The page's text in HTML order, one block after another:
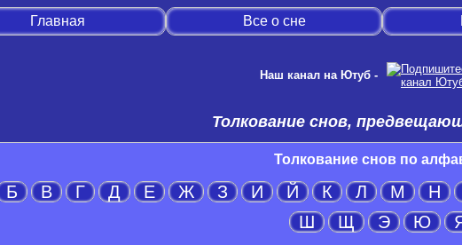
Главная Все о сне
Наш канал на Ютуб -
Толкование снов,
Толкование снов по
Б В Г Д Е Ж З И Й К Л М Н
Ш
Щ Э Ю